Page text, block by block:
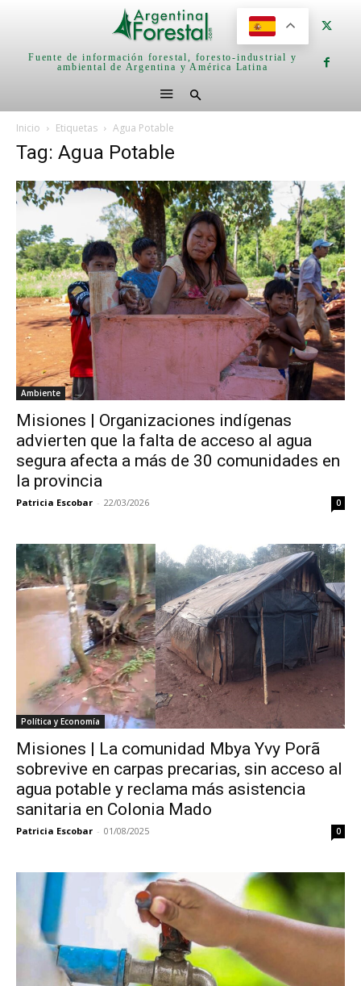
Fuente de información forestal, foresto-industrial y
ambiental de Argentina y América Latina
Inicio Etiquetas Agua Potable
Tag: Agua Potable
Ambiente
Misiones | Organizaciones indígenas
advierten que la falta de acceso al agua
segura afecta a más de 30 comunidades en
la provincia
Patricia Escobar - 22/03/2026 0
Política y Economía
Misiones | La comunidad Mbya Yvy Porã
sobrevive en carpas precarias, sin acceso al
agua potable y reclama más asistencia
sanitaria en Colonia Mado
Patricia Escobar - 01/08/2025 0